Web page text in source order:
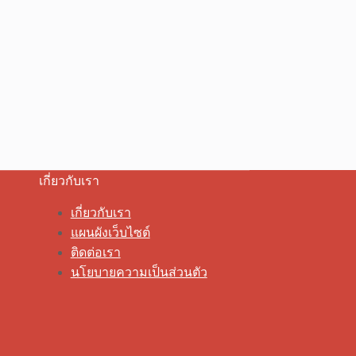
เกี่ยวกับเรา
เกี่ยวกับเรา
แผนผังเว็บไซต์
ติดต่อเรา
นโยบายความเป็นส่วนตัว